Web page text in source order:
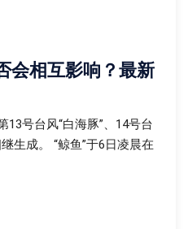
会相互影响？最新
号台风“白海豚”、14号台
生成。 “鲸鱼”于6日凌晨在